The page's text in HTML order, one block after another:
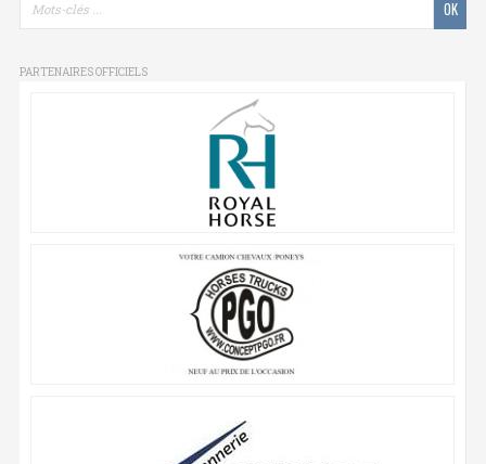
PARTENAIRES OFFICIELS